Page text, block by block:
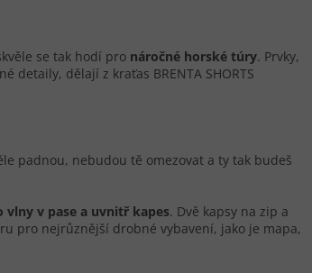
se tak hodí pro náročné horské túry. Prvky,
detaily, dělají z kraťas BRENTA SHORTS
padnou, nebudou tě omezovat a ty tak budeš
vlny v pase a uvnitř kapes. Dvě kapsy na zip a
pro nejrůznější drobné vybavení, jako je mapa,